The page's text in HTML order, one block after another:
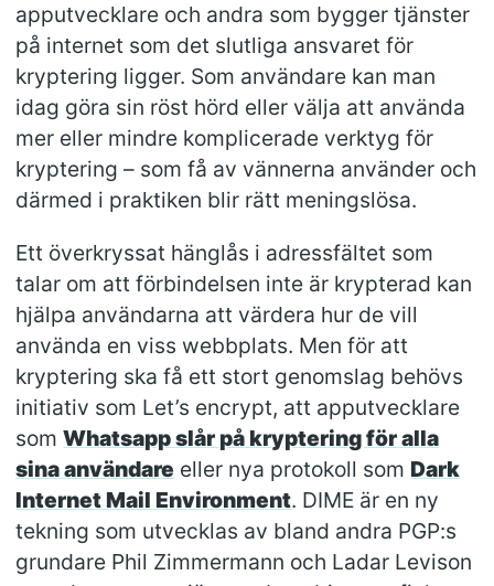
apputvecklare och andra som bygger tjänster
på internet som det slutliga ansvaret för
kryptering ligger. Som användare kan man
idag göra sin röst hörd eller välja att använda
mer eller mindre komplicerade verktyg för
kryptering – som få av vännerna använder och
därmed i praktiken blir rätt meningslösa.
Ett överkryssat hänglås i adressfältet som
talar om att förbindelsen inte är krypterad kan
hjälpa användarna att värdera hur de vill
använda en viss webbplats. Men för att
kryptering ska få ett stort genomslag behövs
initiativ som Let’s encrypt, att apputvecklare
somWhatsapp slår på kryptering för alla
sina användare eller nya protokoll som Dark
Internet Mail Environment. DIME är en ny
tekning som utvecklas av bland andra PGP:s
grundare Phil Zimmermann och Ladar Levison